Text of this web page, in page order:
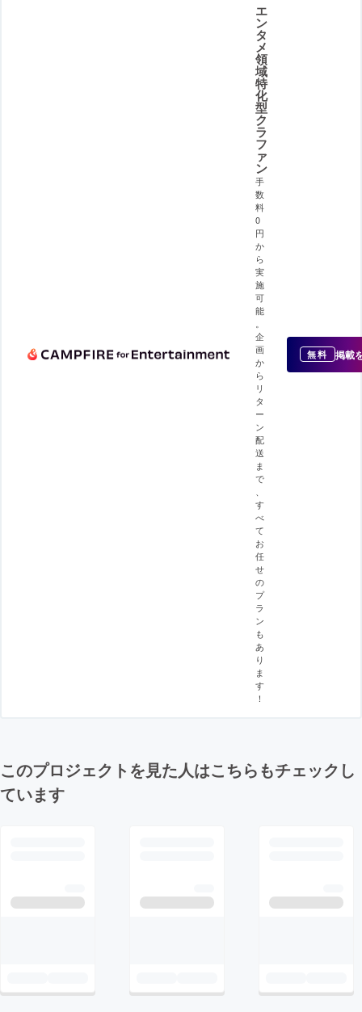
エ
ン
タ
メ
領
域
特
化
型
ク
ラ
フ
ァ
ン
手
数
料
0
円
か
ら
実
施
可
能
企
画
か
ら
リ
タ
ー
ン
配
送
ま
で
す
べ
て
お
任
せ
の
プ
ラ
ン
も
あ
り
ま
す
！
無料 掲載
このプロジェクトを見た人はこちらもチェックし
ています